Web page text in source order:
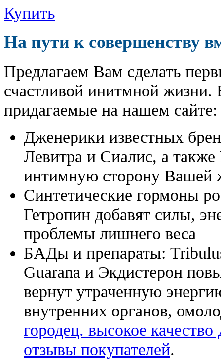
Купить
На пути к совершенству
Предлагаем Вам сделать
счастливой инитмной жизни.
придагаемые на нашем сайте:
Дженерики известных
Левитра и Сиалис, а
интимную сторону Вашей
Синтетические гормоны
Гетропин добавят силы,
проблемы лишнего веса
БАДы и препараты:
Guarana и Экдистерон
вернут утраченную
внутренних органов,
городец. высокое
отзывы покупателей.